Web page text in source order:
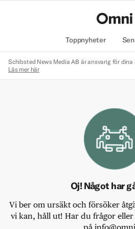
Toppnyheter
Schibsted News Media AB är ansvarig för
Läs mer här
Oj! Något har
Vi ber om ursäkt och försöker
vi kan, håll ut! Har du frågor